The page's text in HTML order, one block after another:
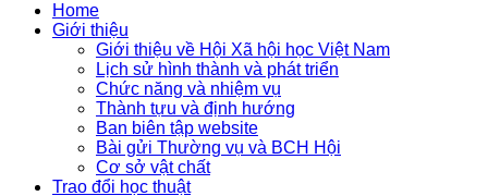
Home
Giới thiệu
Giới thiệu về Hội Xã hội học Việt Nam
Lịch sử hình thành và phát triển
Chức năng và nhiệm vụ
Thành tựu và định hướng
Ban biên tập website
Bài gửi Thường vụ và BCH Hội
Cơ sở vật chất
Trao đổi học thuật